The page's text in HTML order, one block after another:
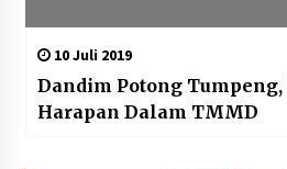
10 Juli 2019
Dandim Potong Tumpeng,
Harapan Dalam TMMD